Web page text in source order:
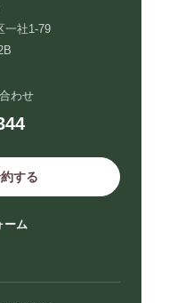
一社1-79
わせ
する
ーム